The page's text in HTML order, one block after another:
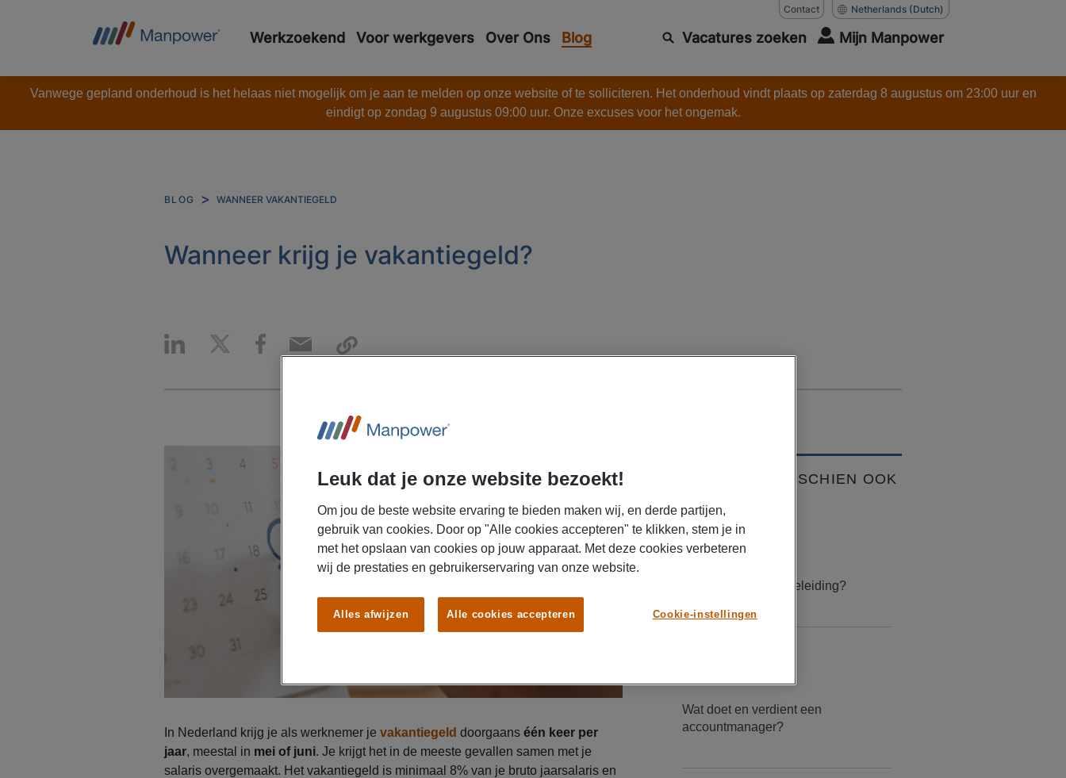
Contact Netherlands (Dutch)
Werkzoekend Voor werkgevers Over Ons Blog Vacatures zoeken Mijn Manpower
Vanwege gepland onderhoud is het helaas niet mogelijk om je aan te melden op onze website of te solliciteren. Het onderhoud vindt plaats op zaterdag 8 augustus om 23:00 uur en
eindigt op zondag 9 augustus 09:00 uur. Onze excuses voor het ongemak.
BLOG WANNEER VAKANTIEGELD
Wanneer krijg je vakantiegeld?
In Nederland krijg je als werknemer je vakantiegeld doorgaans één keer per
jaar, meestal in mei of juni. Je krijgt het in de meeste gevallen samen met je
salaris overgemaakt. Het vakantiegeld is minimaal 8% van je bruto jaarsalaris en
DIT VIND JE MISSCHIEN OOK
ARTIKELEN
februari 17, 2026
Wat is loopbaanbegeleiding?
Wat doet en verdient een
accountmanager?
Leuk dat je onze website bezoekt!
Om jou de beste website ervaring te bieden maken wij, en derde partijen,
gebruik van cookies. Door op "Alle cookies accepteren" te klikken, stem je in
met het opslaan van cookies op jouw apparaat. Met deze cookies verbeteren
wij de prestaties en gebruikerservaring van onze website.
Cookie-instellingen
Alles afwijzen Alle cookies accepteren